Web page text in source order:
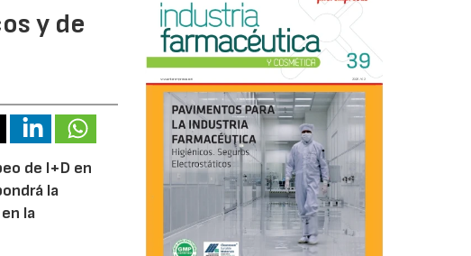
y de
de I+D en
la
la